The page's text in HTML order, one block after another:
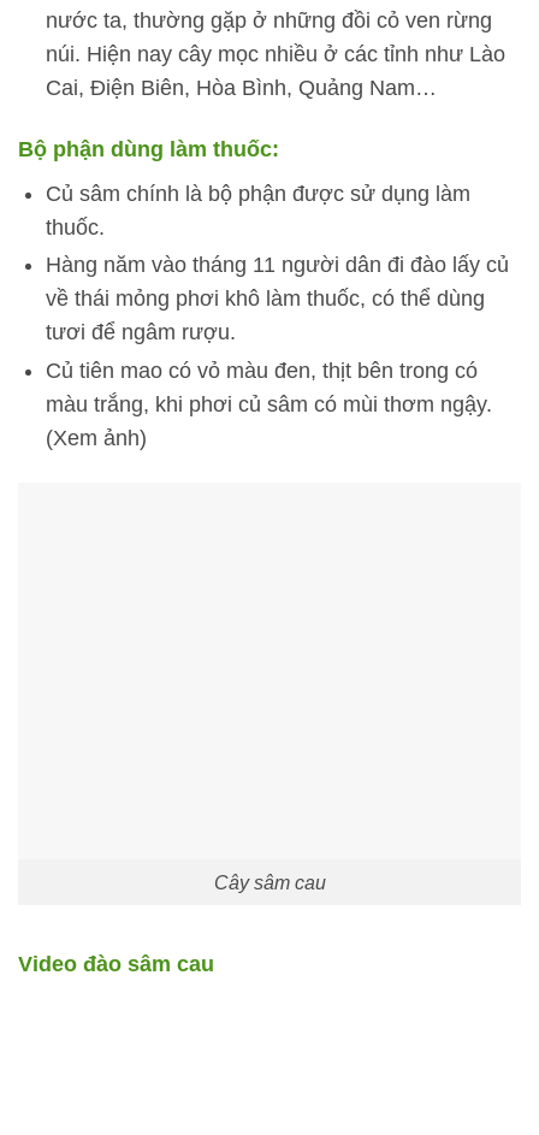
nước ta, thường gặp ở những đồi cỏ ven rừng
núi. Hiện nay cây mọc nhiều ở các tỉnh như Lào
Cai, Điện Biên, Hòa Bình, Quảng Nam…
Bộ phận dùng làm thuốc:
Củ sâm chính là bộ phận được sử dụng làm
thuốc.
Hàng năm vào tháng 11 người dân đi đào lấy củ
về thái mỏng phơi khô làm thuốc, có thể dùng
tươi để ngâm rượu.
Củ tiên mao có vỏ màu đen, thịt bên trong có
màu trắng, khi phơi củ sâm có mùi thơm ngậy.
(Xem ảnh)
Cây sâm cau
Video đào sâm cau